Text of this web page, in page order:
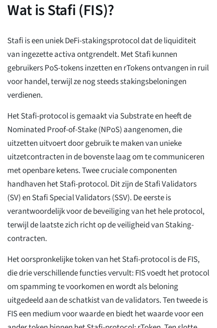
Wat is Stafi (FIS)?
Stafi is een uniek DeFi-stakingsprotocol dat de liquiditeit
van ingezette activa ontgrendelt. Met Stafi kunnen
gebruikers PoS-tokens inzetten en rTokens ontvangen in ruil
voor handel, terwijl ze nog steeds stakingsbeloningen
verdienen.
Het Stafi-protocol is gemaakt via Substrate en heeft de
Nominated Proof-of-Stake (NPoS) aangenomen, die
uitzetten uitvoert door gebruik te maken van unieke
uitzetcontracten in de bovenste laag om te communiceren
met openbare ketens. Twee cruciale componenten
handhaven het Stafi-protocol. Dit zijn de Stafi Validators
(SV) en Stafi Special Validators (SSV). De eerste is
verantwoordelijk voor de beveiliging van het hele protocol,
terwijl de laatste zich richt op de veiligheid van Staking-
contracten.
Het oorspronkelijke token van het Stafi-protocol is de FIS,
die drie verschillende functies vervult: FIS voedt het protocol
om spamming te voorkomen en wordt als beloning
uitgedeeld aan de schatkist van de validators. Ten tweede is
FIS een medium voor waarde en biedt het waarde voor een